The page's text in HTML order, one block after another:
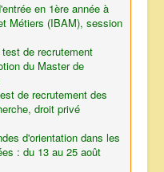
en 1ère année à
Métiers (IBAM), session
de recrutement
du Master de
de recrutement des
droit privé
d'orientation dans les
: du 13 au 25 août